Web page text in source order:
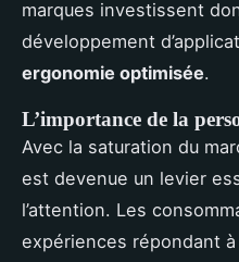
marques investissent
développement
ergonomie optimisée.
L’importance de la
Avec la saturation du
est devenue un levier
l’attention. Les
expériences répondant